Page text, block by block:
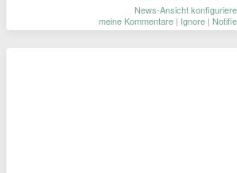
News-Ansicht
meine Kommentare | Ignore |